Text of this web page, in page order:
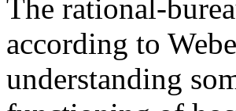
The rational-
according to
understanding